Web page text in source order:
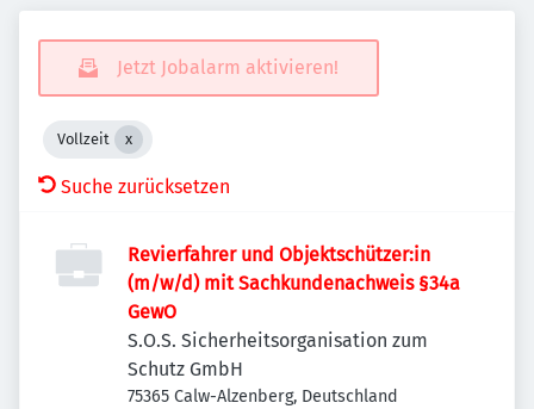
Jetzt Jobalarm aktivieren!
Vollzeit
Suche zurücksetzen
Revierfahrer und Objektschützer:in
(m/w/d) mit Sachkundenachweis §34a
GewO
S.O.S. Sicherheitsorganisation zum
Schutz GmbH
75365 Calw-Alzenberg, Deutschland